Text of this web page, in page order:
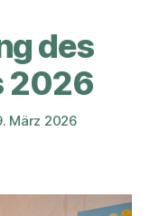
des
2026
März 2026